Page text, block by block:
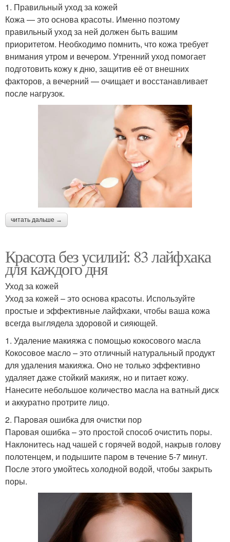
1. Правильный уход за кожей
Кожа — это основа красоты. Именно поэтому
правильный уход за ней должен быть вашим
приоритетом. Необходимо помнить, что кожа требует
внимания утром и вечером. Утренний уход помогает
подготовить кожу к дню, защитив её от внешних
факторов, а вечерний — очищает и восстанавливает
после нагрузок.
читать дальше →
Красота без усилий: 83 лайфхака
для каждого дня
Уход за кожей
Уход за кожей – это основа красоты. Используйте
простые и эффективные лайфхаки, чтобы ваша кожа
всегда выглядела здоровой и сияющей.
1. Удаление макияжа с помощью кокосового масла
Кокосовое масло – это отличный натуральный продукт
для удаления макияжа. Оно не только эффективно
удаляет даже стойкий макияж, но и питает кожу.
Нанесите небольшое количество масла на ватный диск
и аккуратно протрите лицо.
2. Паровая ошибка для очистки пор
Паровая ошибка – это простой способ очистить поры.
Наклонитесь над чашей с горячей водой, накрыв голову
полотенцем, и подышите паром в течение 5-7 минут.
После этого умойтесь холодной водой, чтобы закрыть
поры.